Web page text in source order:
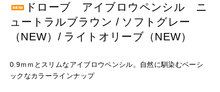
ドローブ アイブロウペンシル ニ
ュートラルブラウン / ソフトグレー
（NEW）/ ライトオリーブ（NEW）
0.9ｍｍとスリムなアイブロウペンシル。自然に馴染むベーシ
ックなカラーラインナップ